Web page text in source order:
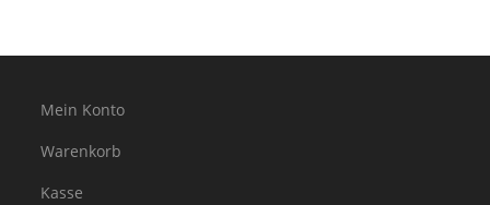
Mein Konto
Warenkorb
Kasse